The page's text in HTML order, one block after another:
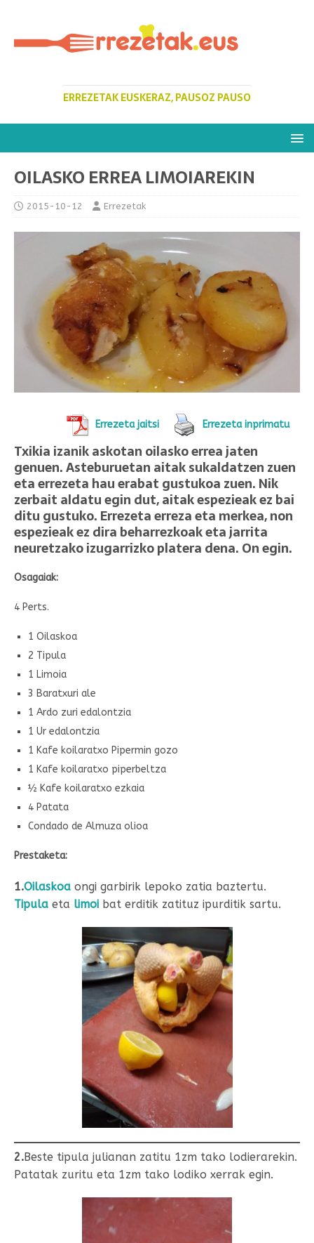
ERREZETAK EUSKERAZ, PAUSOZ PAUSO
OILASKO ERREA LIMOIAREKIN
2015-10-12 Errezetak
Errezeta jaitsi Errezeta inprimatu
Txikia izanik askotan oilasko errea jaten
genuen. Asteburuetan aitak sukaldatzen zuen
eta errezeta hau erabat gustukoa zuen. Nik
zerbait aldatu egin dut, aitak espezieak ez bai
ditu gustuko. Errezeta erreza eta merkea, non
espezieak ez dira beharrezkoak eta jarrita
neuretzako izugarrizko platera dena. On egin.
Osagaiak:
4 Perts.
1 Oilaskoa
2 Tipula
1 Limoia
3 Baratxuri ale
1 Ardo zuri edalontzia
1 Ur edalontzia
1 Kafe koilaratxo Pipermin gozo
1 Kafe koilaratxo piperbeltza
½ Kafe koilaratxo ezkaia
4 Patata
Condado de Almuza olioa
Prestaketa:
1.Oilaskoa ongi garbirik lepoko zatia baztertu.
Tipula eta limoi bat erditik zatituz ipurditik sartu.
2.Beste tipula julianan zatitu 1zm tako lodierarekin.
Patatak zuritu eta 1zm tako lodiko xerrak egin.